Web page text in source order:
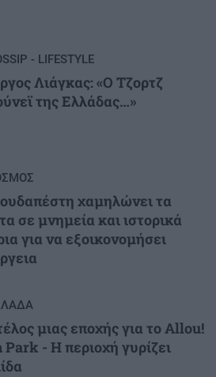
- LIFESTYLE
Λιάγκας: «Ο Τζορτζ
της Ελλάδας…»
χαμηλώνει τα
σε μνημεία και ιστορικά
για να εξοικονομήσει
μιας εποχής για το Allou!
Park - Η περιοχή γυρίζει